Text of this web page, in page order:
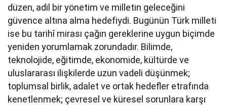
düzen, adil bir yönetim ve milletin geleceğini
güvence altına alma hedefiydi. Bugünün Türk milleti
ise bu tarihî mirası çağın gereklerine uygun biçimde
yeniden yorumlamak zorundadır. Bilimde,
teknolojide, eğitimde, ekonomide, kültürde ve
uluslararası ilişkilerde uzun vadeli düşünmek;
toplumsal birlik, adalet ve ortak hedefler etrafında
kenetlenmek; çevresel ve küresel sorunlara karşı